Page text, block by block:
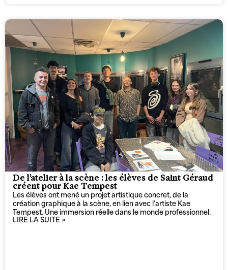
De l’atelier à la scène : les élèves de Saint Géraud
créent pour Kae Tempest
Les élèves ont mené un projet artistique concret, de la
création graphique à la scène, en lien avec l’artiste Kae
Tempest. Une immersion réelle dans le monde professionnel.
LIRE LA SUITE »